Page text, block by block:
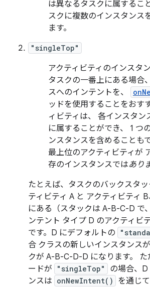
は異なるタスクに属するこ
スクに複数のインスタンス
ます。
"singleTop"
アクティビティのインスタ
タスクの一番上にある場合
スへのインテントを、
ッドを使用することをおす
ィビティは、 各インスタン
に属することができ、 1 つ
ンスタンスを含めることも
最上位のアクティビティが
存のインスタンスではあり
たとえば、タスクのバックスタ
ティビティ A と アクティビティ
にある（スタックは A-B-C-D で
ンテント タイプ D のアクティビ
です。D にデフォルトの
合 クラスの新しいインスタンス
クが A-B-C-D-D になります。
ードが
"singleTop"
の場合、
ンスは onNewIntent()
を通じ